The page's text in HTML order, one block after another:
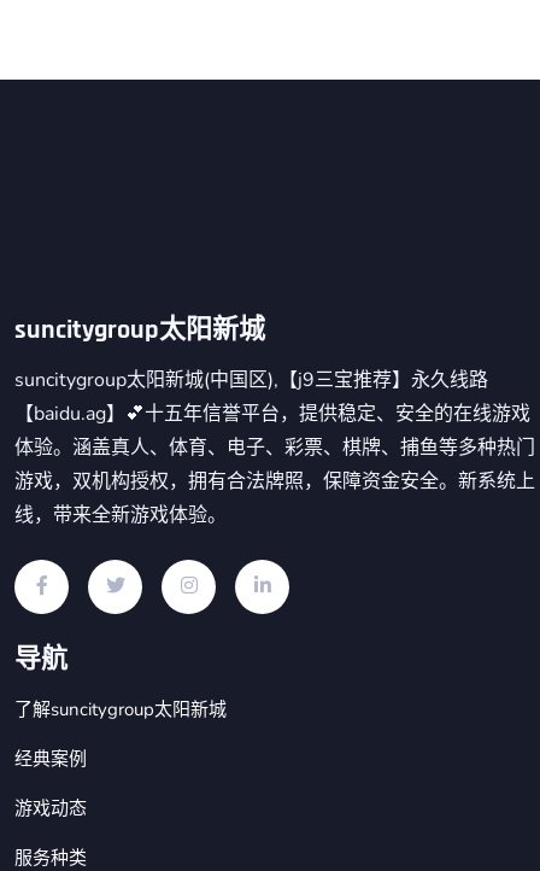
suncitygroup太阳新城
suncitygroup太阳新城(中国区),【j9三宝推荐】永久线路
【baidu.ag】💕十五年信誉平台，提供稳定、安全的在线游戏
体验。涵盖真人、体育、电子、彩票、棋牌、捕鱼等多种热门
游戏，双机构授权，拥有合法牌照，保障资金安全。新系统上
线，带来全新游戏体验。
导航
了解suncitygroup太阳新城
经典案例
游戏动态
服务种类